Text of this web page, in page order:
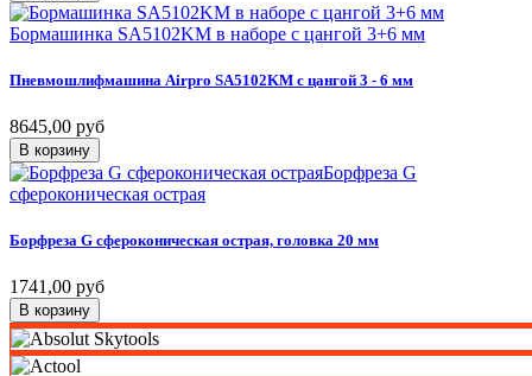
Бормашинка SA5102KM в наборе с цангой 3+6 мм
Пневмошлифмашина Airpro SA5102KM с цангой 3 - 6 мм
8645,00 руб
В корзину
Борфреза G
сфероконическая острая
Борфреза G сфероконическая острая, головка 20 мм
1741,00 руб
В корзину